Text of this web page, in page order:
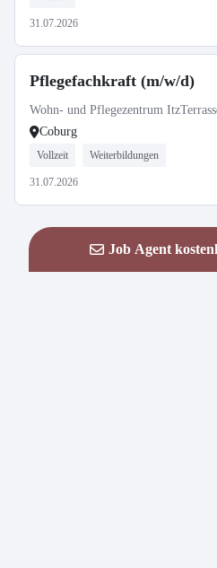
31.07.2026
Pflegefachkraft (m/w/d)
Wohn- und Pflegezentrum
Coburg
Vollzeit Weiterbildungen
31.07.2026
Job Agent